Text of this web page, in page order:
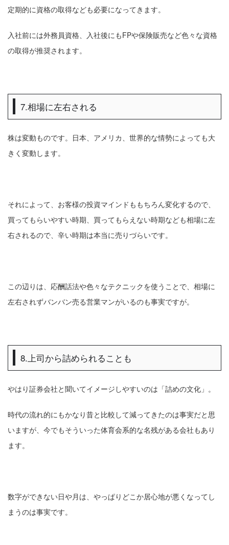
定期的に資格の取得なども必要になってきます。
入社前には外務員資格、入社後にもFPや保険販売など色々な資格
の取得が推奨されます。
7.相場に左右される
株は変動ものです。日本、アメリカ、世界的な情勢によっても大
きく変動します。
それによって、お客様の投資マインドももちろん変化するので、
買ってもらいやすい時期、買ってもらえない時期なども相場に左
右されるので、辛い時期は本当に売りづらいです。
この辺りは、応酬話法や色々なテクニックを使うことで、相場に
左右されずバンバン売る営業マンがいるのも事実ですが。
8.上司から詰められることも
やはり証券会社と聞いてイメージしやすいのは「詰めの文化」。
時代の流れ的にもかなり昔と比較して減ってきたのは事実だと思
いますが、今でもそういった体育会系的な名残がある会社もあり
ます。
数字ができない日や月は、やっぱりどこか居心地が悪くなってし
まうのは事実です。